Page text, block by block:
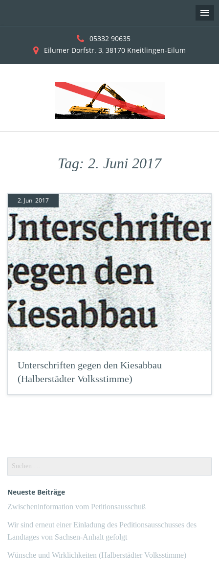
05332 90635
Eilumer Dorfstr. 3, 38170 Kneitlingen-Eilum
Tag: 2. Juni 2017
2. Juni 2017
Unterschriften gegen den Kiesabbau
(Halberstädter Volksstimme)
Suchen
Neueste Beiträge
Zwischeninformation vom Petitionsausschuß
Wir sind erneut einer Einladung des Peditionsausschusses des
Landtages von Sachsen-Anhalt gefolgt
Wünsche und Wirklichkeiten (Halberstädter Volksstimme)